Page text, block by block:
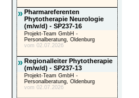
»Pharmareferenten
Phytotherapie Neurologie
(m/w/d) - SP237-16
Projekt-Team GmbH -
Personalberatung, Oldenburg
vom 02.07.2026
»Regionalleiter Phytotherapie
(m/w/d) - SP237-13
Projekt-Team GmbH -
Personalberatung, Oldenburg
vom 02.07.2026